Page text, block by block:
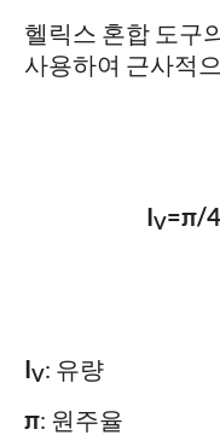
헬릭스 혼합 도구
사용하여 근사적
IV=π/
IV: 유량
π: 원주율